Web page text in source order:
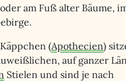
am Fuß alter Bäume,
(Apothecien)
auf ganzer
Stielen und sind je nach